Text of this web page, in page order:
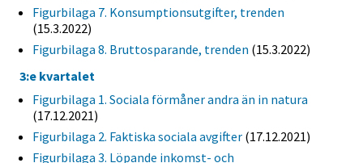
Figurbilaga 7. Konsumptionsutgifter, trenden
(15.3.2022)
Figurbilaga 8. Bruttosparande, trenden (15.3.2022)
3:e kvartalet
Figurbilaga 1. Sociala förmåner andra än in natura
(17.12.2021)
Figurbilaga 2. Faktiska sociala avgifter (17.12.2021)
Figurbilaga 3. Löpande inkomst- och